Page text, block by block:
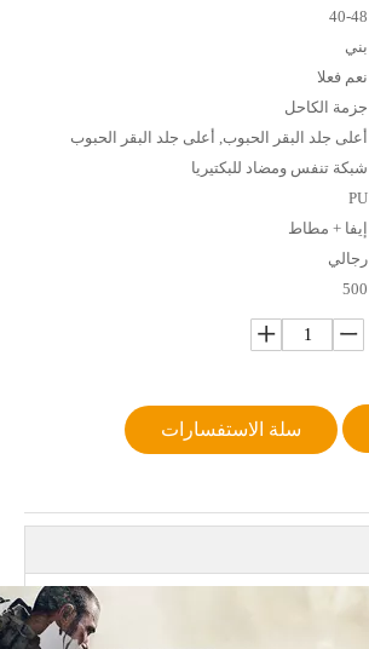
40-48
بني
نعم فعلا
جزمة الكاحل
أعلى جلد البقر الحبوب, أعلى جلد البقر الحبوب
شبكة تنفس ومضاد للبكتيريا
PU
إيفا + مطاط
رجالي
500
سلة الاستفسارات